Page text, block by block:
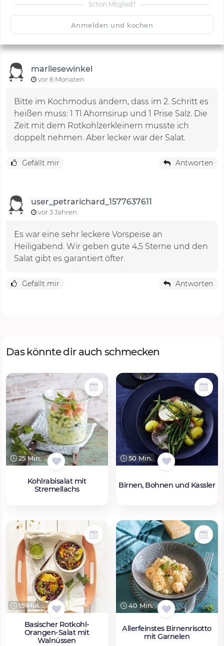
Schon Mitglied?
Anmelden und kochen
🙂 Speichern
marliesewinkel
vor 6 Monaten
Bitte im Kochmodus ändern, dass im 2. Schritt es
heißen muss: 1 Tl Ahornsirup und 1 Prise Salz. Die
Zeit mit dem Rotkohlzerkleinern musste ich
doppelt nehmen. Aber lecker war der Salat.
Gefällt mir Antworten
user_petrarichard_1577637611
vor 3 Jahren
Es war eine sehr leckere Vorspeise an
Heiligabend. Wir geben gute 4,5 Sterne und den
Salat gibt es garantiert öfter.
Gefällt mir Antworten
Das könnte dir auch schmecken
25 Min.
Kohlrabisalat mit
Stremellachs
50 Min.
Birnen, Bohnen und Kassler
15 Min.
Basischer Rotkohl-
Orangen-Salat mit
Walnüssen
40 Min.
Allerfeinstes Birnenrisotto
mit Garnelen